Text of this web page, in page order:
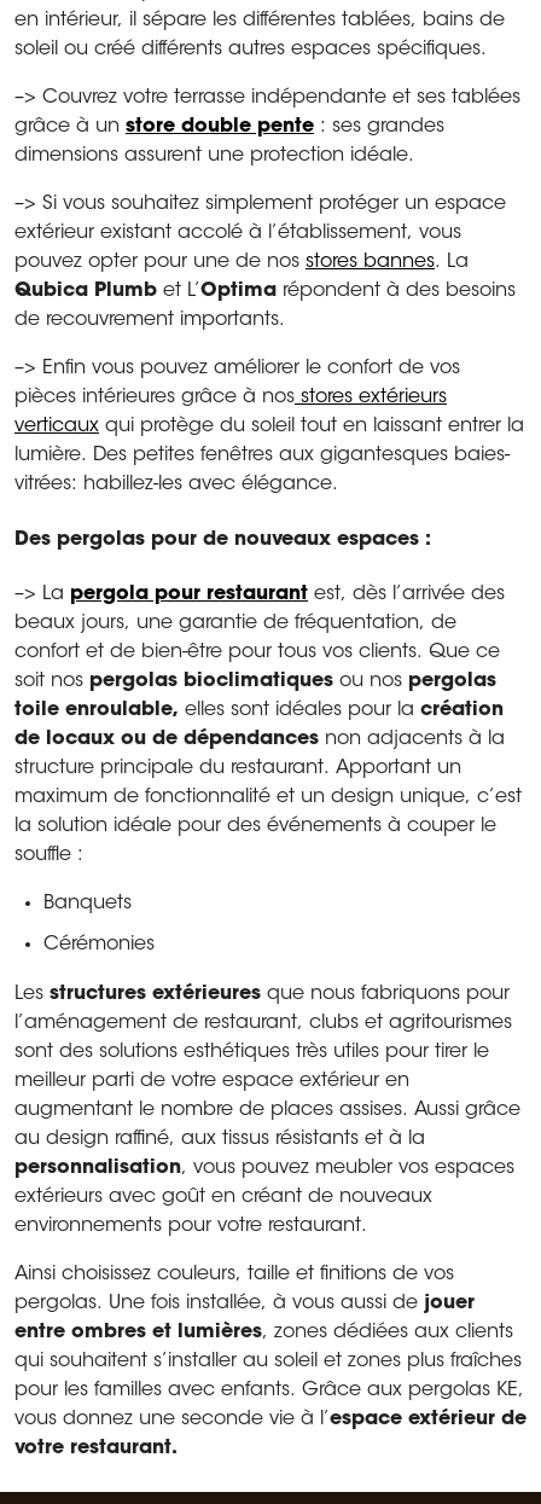
en intérieur, il sépare les différentes tablées, bains de
soleil ou créé différents autres espaces spécifiques.
–> Couvrez votre terrasse indépendante et ses tablées
grâce à un store double pente : ses grandes
dimensions assurent une protection idéale.
–> Si vous souhaitez simplement protéger un espace
extérieur existant accolé à l’établissement, vous
pouvez opter pour une de nos stores bannes. La
Qubica Plumb et L’Optima répondent à des besoins
de recouvrement importants.
–> Enfin vous pouvez améliorer le confort de vos
pièces intérieures grâce à nos stores extérieurs
verticaux qui protège du soleil tout en laissant entrer la
lumière. Des petites fenêtres aux gigantesques baies-
vitrées: habillez-les avec élégance.
Des pergolas pour de nouveaux espaces :
–> La pergola pour restaurant est, dès l’arrivée des
beaux jours, une garantie de fréquentation, de
confort et de bien-être pour tous vos clients. Que ce
soit nos pergolas bioclimatiques ou nos pergolas
toile enroulable, elles sont idéales pour la création
de locaux ou de dépendances non adjacents à la
structure principale du restaurant. Apportant un
maximum de fonctionnalité et un design unique, c’est
la solution idéale pour des événements à couper le
souffle :
Banquets
Cérémonies
Les structures extérieures que nous fabriquons pour
l’aménagement de restaurant, clubs et agritourismes
sont des solutions esthétiques très utiles pour tirer le
meilleur parti de votre espace extérieur en
augmentant le nombre de places assises. Aussi grâce
au design raffiné, aux tissus résistants et à la
personnalisation, vous pouvez meubler vos espaces
extérieurs avec goût en créant de nouveaux
environnements pour votre restaurant.
Ainsi choisissez couleurs, taille et finitions de vos
pergolas. Une fois installée, à vous aussi de jouer
entre ombres et lumières, zones dédiées aux clients
qui souhaitent s’installer au soleil et zones plus fraîches
pour les familles avec enfants. Grâce aux pergolas KE,
vous donnez une seconde vie à l’espace extérieur de
votre restaurant.